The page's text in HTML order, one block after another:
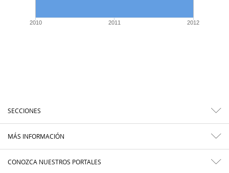
2010 2011 2012
SECCIONES
MÁS INFORMACIÓN
CONOZCA NUESTROS PORTALES